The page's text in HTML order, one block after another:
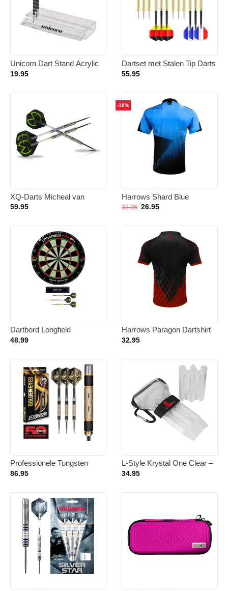
Unicorn Dart Stand Acrylic
19.95
Dartset met Stalen Tip Darts
– 12 Stuks met Vlaggen
55.95
XQ-Darts Micheal van
Gerwen demolisher 70% –
59.95
-18%
Harrows Shard Blue
Dartshirt – Dart Shirt L
32.95 Oorspronkelijke
26.95Huidige
Dartbord Longfield
professional 45.5 cm met 3x
Voordeelset
48.99
Harrows Paragon Dartshirt
Red – Dart Shirt XL
32.95
Professionele Tungsten
Dartpijlen 22-32 Gram met
86.95
L-Style Krystal One Clear –
Dart Case
34.95